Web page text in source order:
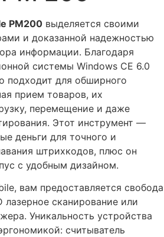
PM200 выделяется своими
и доказанной надежностью
информации. Благодаря
системы Windows CE 6.0
подходит для обширного
прием товаров, их
перемещение и даже
Этот инструмент —
деньги для точного и
штрихкодов, плюс он
с удобным дизайном.
вам предоставляется свобода
лазерное сканирование или
Уникальность устройства
считыватель